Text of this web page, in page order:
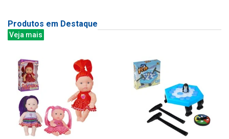
Produtos em Destaque
Veja mais